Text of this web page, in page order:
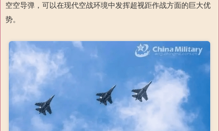
空空导弹，可以在现代空战环境中发挥超视距作战方面的巨大优
势。